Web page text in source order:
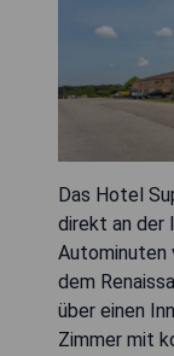
Das Hotel
direkt an der
Autominuten
dem
über einen
Zimmer mit